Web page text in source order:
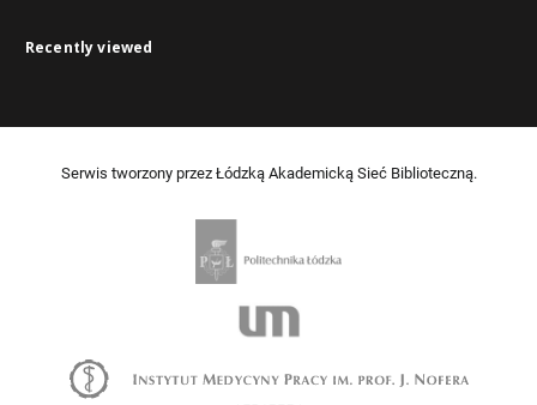
Recently viewed
Serwis tworzony przez Łódzką Akademicką Sieć Biblioteczną.